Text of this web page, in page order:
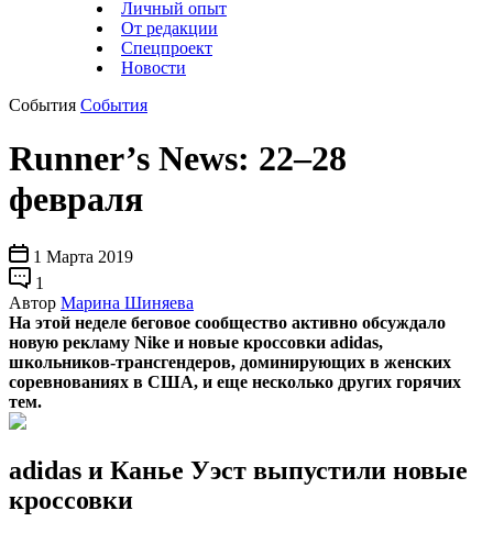
Личный опыт
От редакции
Спецпроект
Новости
События События
Runner’s News: 22–28
февраля
1 Марта 2019
1
Автор Марина Шиняева
На этой неделе беговое сообщество активно обсуждало
новую рекламу Nike и новые кроссовки adidas,
школьников-трансгендеров, доминирующих в женских
соревнованиях в США, и еще несколько других горячих
тем.
adidas и Канье Уэст выпустили новые
кроссовки